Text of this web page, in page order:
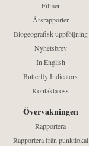
Filmer
Årsrapporter
Biogeografisk uppföljning
Nyhetsbrev
In English
Butterfly Indicators
Kontakta oss
Övervakningen
Rapportera
Rapportera från punktlokal